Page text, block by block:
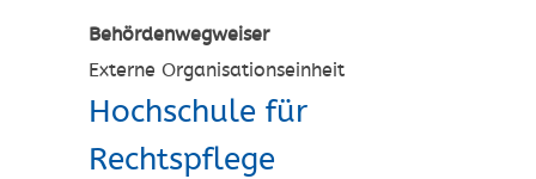
Behördenwegweiser
Externe Organisationseinheit
Hochschule für
Rechtspflege